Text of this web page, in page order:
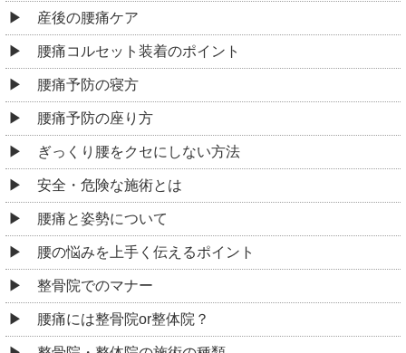
産後の腰痛ケア
腰痛コルセット装着のポイント
腰痛予防の寝方
腰痛予防の座り方
ぎっくり腰をクセにしない方法
安全・危険な施術とは
腰痛と姿勢について
腰の悩みを上手く伝えるポイント
整骨院でのマナー
腰痛には整骨院or整体院？